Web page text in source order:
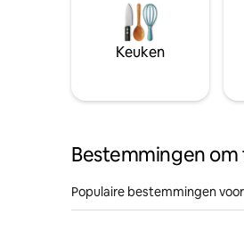
Keuken
Bestemmingen
Populaire bestemmingen